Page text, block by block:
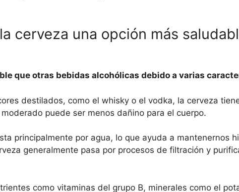
cerveza una opción más
que otras bebidas alcohólicas debido a varias
destilados, como el whisky o el vodka, la cerveza
puede ser menos dañino para el cuerpo.
principalmente por agua, lo que ayuda a mantenernos
generalmente pasa por procesos de filtración y
como vitaminas del grupo B, minerales como el